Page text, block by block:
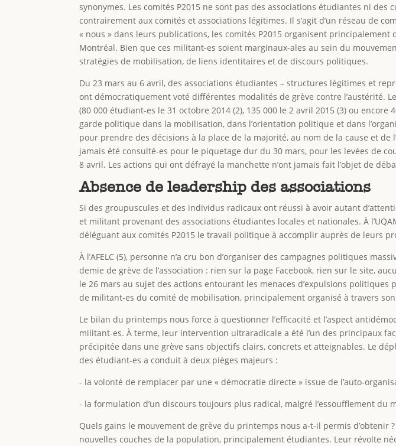
synonymes. Les comités P2015 ne sont pas des associations étudiantes ni
contrairement aux comités et associations légitimes. Il s’agit d’un réseau de
« nous » dans leurs publications, les comités P2015 organisent
Montréal. Bien que ces militant-es soient marginaux-ales au sein du
stratégies de mobilisation, de liens identitaires et de discours politiques.
Du 23 mars au 6 avril, des associations étudiantes – structures légitimes et
ont démocratiquement voté différentes modalités de grève contre l’austérité.
(80 000 étudiant-es le 31 octobre 2014 (2), 135 000 le 2 avril 2015 (3) ou
garde politique dans la mobilisation, dans l’orientation politique et dans
pour prendre des décisions à la place de la majorité, au nom de la cause et de
jamais été consulté-es pour le piquetage dur du 30 mars, pour les levées de
8 avril. Les actions qui ont défrayé la manchette n’ont jamais fait l’objet de
Absence de leadership des associations
Si des groupuscules et des individus radicaux ont réussi à avoir autant
et militant provenant des associations étudiantes locales et nationales. À
déléguant aux comités P2015 le travail politique à accomplir auprès de leurs
À l’AFELC (5), personne n’a cru bon d’organiser des campagnes politiques
demie de grève de l’association : rien sur la page Facebook, rien sur le site,
le 26 mars au sujet des actions entourant les menaces d’expulsions
de militant-es du comité de mobilisation, principalement organisé à travers
Le bilan du printemps nous force à questionner l’efficacité et l’aspect
militant-es. À terme, leur intervention ultraradicale a été l’un des principaux
précipitée dans une grève sans objectifs clairs, concrets et atteignables. Le
des étudiant-es a conduit à deux pièges majeurs :
- la volonté de remplacer par une « démocratie directe » issue de l’auto-
- la formulation d’un discours toujours plus radical, malgré l’essoufflement du
Quels gains le mouvement de grève du printemps nous a-t-il permis
nouvelles couches de la population, principalement étudiantes. Leur révolte